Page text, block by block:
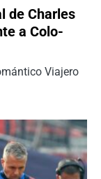
de Charles
a Colo-
Viajero